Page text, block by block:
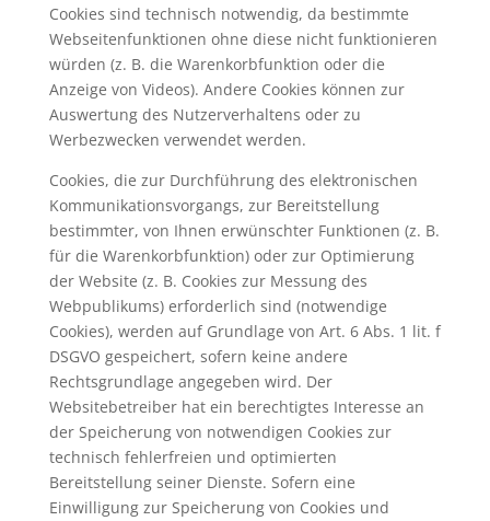
Cookies sind technisch notwendig, da bestimmte
Webseitenfunktionen ohne diese nicht funktionieren
würden (z. B. die Warenkorbfunktion oder die
Anzeige von Videos). Andere Cookies können zur
Auswertung des Nutzerverhaltens oder zu
Werbezwecken verwendet werden.
Cookies, die zur Durchführung des elektronischen
Kommunikationsvorgangs, zur Bereitstellung
bestimmter, von Ihnen erwünschter Funktionen (z. B.
für die Warenkorbfunktion) oder zur Optimierung
der Website (z. B. Cookies zur Messung des
Webpublikums) erforderlich sind (notwendige
Cookies), werden auf Grundlage von Art. 6 Abs. 1 lit. f
DSGVO gespeichert, sofern keine andere
Rechtsgrundlage angegeben wird. Der
Websitebetreiber hat ein berechtigtes Interesse an
der Speicherung von notwendigen Cookies zur
technisch fehlerfreien und optimierten
Bereitstellung seiner Dienste. Sofern eine
Einwilligung zur Speicherung von Cookies und